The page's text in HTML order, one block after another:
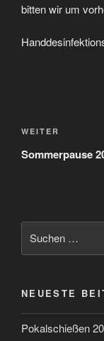
bitten wir um
Nächster
Beitrag
WEITER
Sommerpause
nach:
NEUESTE
Pokalschießen